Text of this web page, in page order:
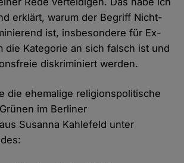
erklärt, warum der Begriff Nicht-
ist, insbesondere für Ex-
die Kategorie an sich falsch ist und
diskriminiert werden.
die ehemalige religionspolitische
im Berliner
Susanna Kahlefeld unter